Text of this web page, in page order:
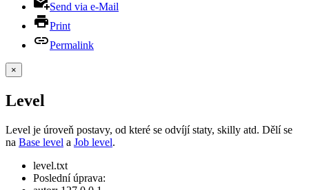
Send via e-Mail
Print
Permalink
×
Level
Level je úroveň postavy, od které se odvíjí staty, skilly atd. Dělí se
na Base level a Job level.
level.txt
Poslední úprava: